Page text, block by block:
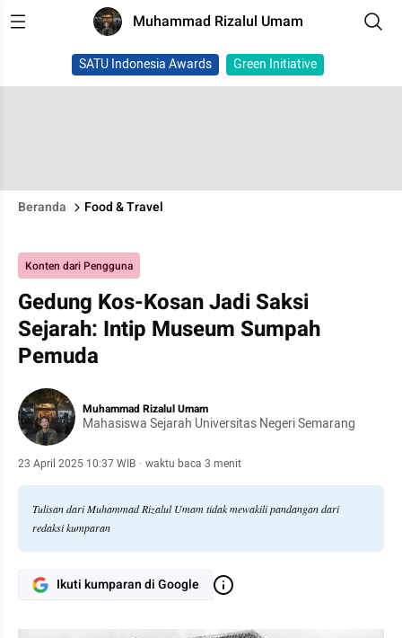
Muhammad Rizalul Umam
SATU Indonesia Awards Green Initiative
Beranda Food & Travel
Konten dari Pengguna
Gedung Kos-Kosan Jadi Saksi
Sejarah: Intip Museum Sumpah
Pemuda
Muhammad Rizalul Umam
Mahasiswa Sejarah Universitas Negeri Semarang
23 April 2025 10:37 WIB · waktu baca 3 menit
Tulisan dari Muhammad Rizalul Umam tidak mewakili pandangan dari
redaksi kumparan
Ikuti kumparan di Google